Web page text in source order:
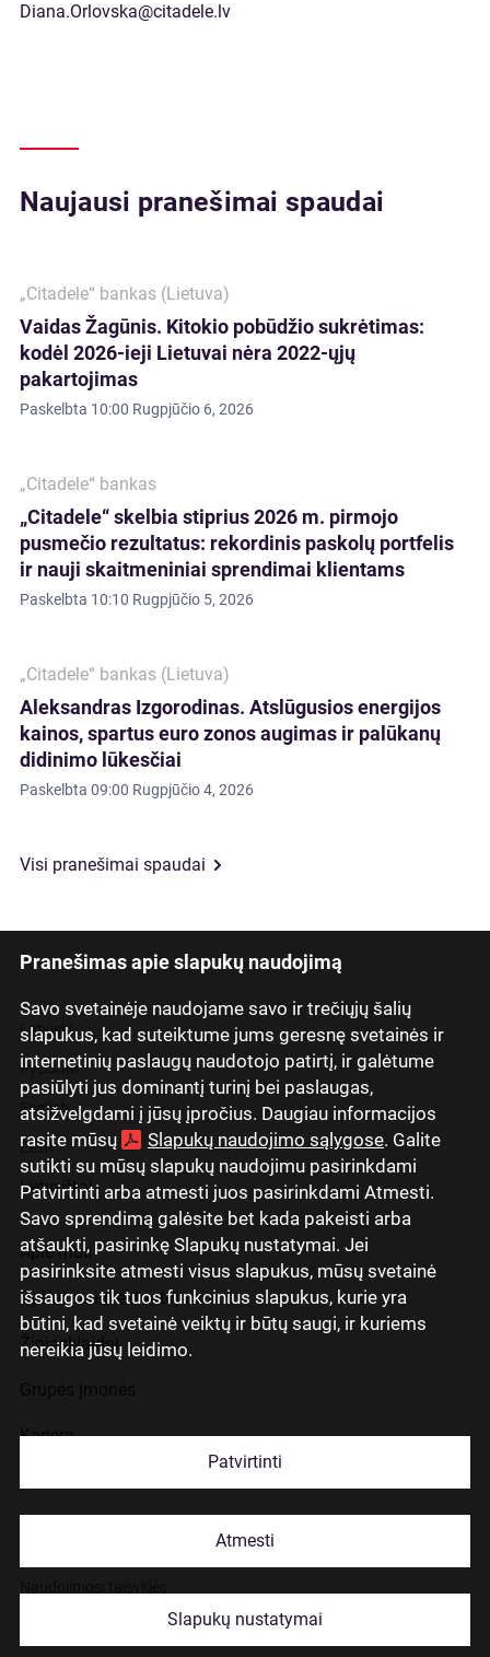
Pranešimas apie slapukų naudojimą
Savo svetainėje naudojame savo ir trečiųjų šalių
slapukus, kad suteiktume jums geresnę svetainės ir
internetinių paslaugų naudotojo patirtį, ir galėtume
pasiūlyti jus dominantį turinį bei paslaugas,
atsižvelgdami į jūsų įpročius. Daugiau informacijos
rasite mūsų
Slapukų naudojimo sąlygose. Galite
sutikti su mūsų slapukų naudojimu pasirinkdami
Patvirtinti arba atmesti juos pasirinkdami Atmesti.
Savo sprendimą galėsite bet kada pakeisti arba
atšaukti, pasirinkę Slapukų nustatymai. Jei
pasirinksite atmesti visus slapukus, mūsų svetainė
išsaugos tik tuos funkcinius slapukus, kurie yra
būtini, kad svetainė veiktų ir būtų saugi, ir kuriems
nereikia jūsų leidimo.
Patvirtinti
Atmesti
Slapukų nustatymai
Diana.Orlovska@citadele.lv
Naujausi pranešimai spaudai
„Citadele“ bankas (Lietuva)
Vaidas Žagūnis. Kitokio pobūdžio sukrėtimas:
kodėl 2026-ieji Lietuvai nėra 2022-ųjų
pakartojimas
Paskelbta 10:00 Rugpjūčio 6, 2026
„Citadele“ bankas
„Citadele“ skelbia stiprius 2026 m. pirmojo
pusmečio rezultatus: rekordinis paskolų portfelis
ir nauji skaitmeniniai sprendimai klientams
Paskelbta 10:10 Rugpjūčio 5, 2026
„Citadele“ bankas (Lietuva)
Aleksandras Izgorodinas. Atslūgusios energijos
kainos, spartus euro zonos augimas ir palūkanų
didinimo lūkesčiai
Paskelbta 09:00 Rugpjūčio 4, 2026
Visi pranešimai spaudai
Latviski
Русский
English
Eesti
Lietuviškai
Apie mus
Ryšiai su investuotojais
Žiniasklaidai
Karjera
© 2026 Citadele Group